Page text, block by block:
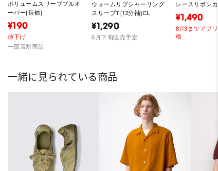
ボリュームスリーブプルオ
ーバー(長袖)
¥190
値下げ
一部店舗商品
ウォームリブシャーリング
スリーブT(12分袖)CL
¥1,290
8月下旬販売予定
レースリボン
¥1,490
8/13までアプ
格
一緒に見られている商品